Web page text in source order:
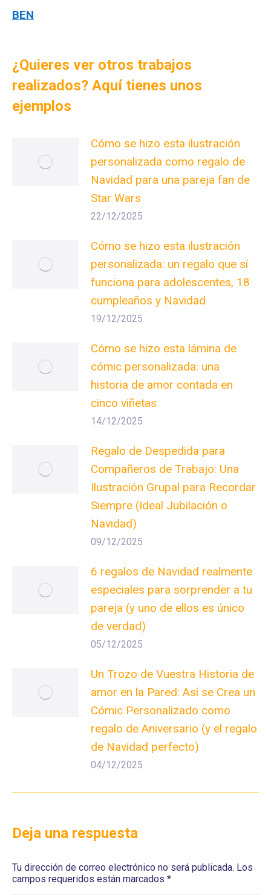
BEN
¿Quieres ver otros trabajos
realizados? Aquí tienes unos
ejemplos
Cómo se hizo esta ilustración
personalizada como regalo de
Navidad para una pareja fan de
Star Wars
22/12/2025
Cómo se hizo esta ilustración
personalizada: un regalo que sí
funciona para adolescentes, 18
cumpleaños y Navidad
19/12/2025
Cómo se hizo esta lámina de
cómic personalizada: una
historia de amor contada en
cinco viñetas
14/12/2025
Regalo de Despedida para
Compañeros de Trabajo: Una
Ilustración Grupal para Recordar
Siempre (Ideal Jubilación o
Navidad)
09/12/2025
6 regalos de Navidad realmente
especiales para sorprender a tu
pareja (y uno de ellos es único
de verdad)
05/12/2025
Un Trozo de Vuestra Historia de
amor en la Pared: Así se Crea un
Cómic Personalizado como
regalo de Aniversario (y el regalo
de Navidad perfecto)
04/12/2025
Deja una respuesta
Tu dirección de correo electrónico no será publicada. Los
campos requeridos están marcados *